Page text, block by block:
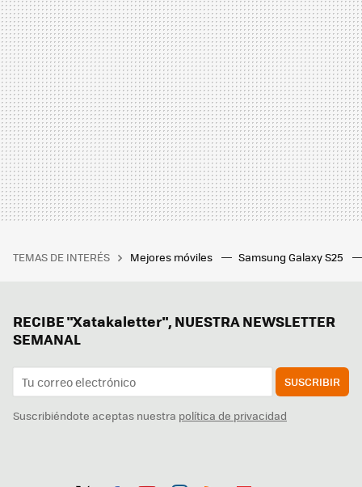
TEMAS DE INTERÉS Mejores móviles Samsung Galaxy S25
RECIBE "Xatakaletter", NUESTRA NEWSLETTER
SEMANAL
SUSCRIBIR
Suscribiéndote aceptas nuestra política de privacidad